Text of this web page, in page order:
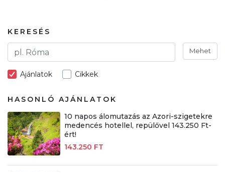
KERESÉS
Mehet
Ajánlatok Cikkek
HASONLÓ AJÁNLATOK
10 napos álomutazás az Azori-szigetekre
medencés hotellel, repülővel 143.250 Ft-
ért!
143.250 FT